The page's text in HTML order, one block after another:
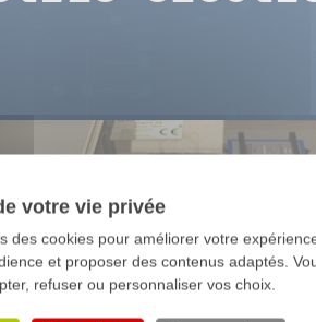
votre vie privée
des cookies pour améliorer votre
et proposer des contenus adaptés.
refuser ou personnaliser vos choix.